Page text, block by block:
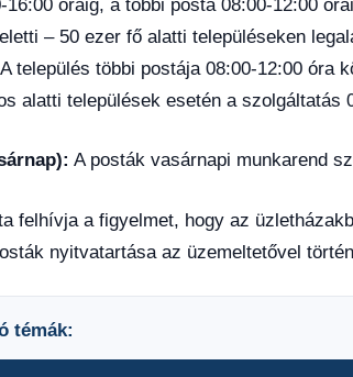
16:00 óráig, a többi posta 08:00-12:00
– 50 ezer fő alatti településeken
település többi postája 08:00-12:00 óra
alatti települések esetén a szolgáltatás
A posták vasárnapi munkarend
felhívja a figyelmet, hogy az
nyitvatartása az üzemeltetővel
témák: